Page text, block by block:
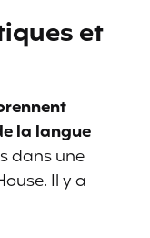
et
la langue
dans une
Il y a